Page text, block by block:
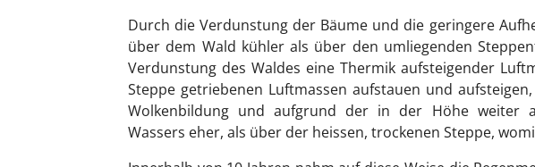
Durch die Verdunstung der Bäume und die geringere
über dem Wald kühler als über den umliegenden
Verdunstung des Waldes eine Thermik aufsteigender
Steppe getriebenen Luftmassen aufstauen und
Wolkenbildung und aufgrund der in der Höhe weiter
Wassers eher, als über der heissen, trockenen Steppe,